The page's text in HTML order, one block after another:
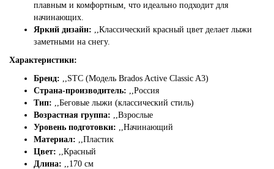
плавным и комфортным, что идеально подходит для
начинающих.
Яркий дизайн: ,,Классический красный цвет делает лыжи
заметными на снегу.
Характеристики:
Бренд: ,,STC (Модель Brados Active Classic A3)
Страна-производитель: ,,Россия
Тип: ,,Беговые лыжи (классический стиль)
Возрастная группа: ,,Взрослые
Уровень подготовки: ,,Начинающий
Материал: ,,Пластик
Цвет: ,,Красный
Длина: ,,170 см